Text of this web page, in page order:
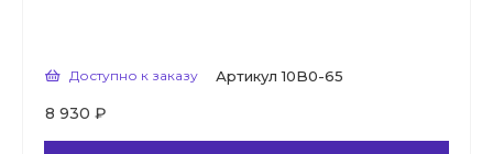
Доступно к заказу Артикул 10B0-65
8 930 ₽